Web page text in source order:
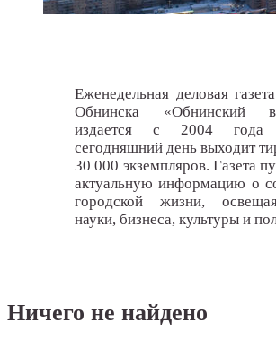
Еженедельная деловая
Обнинска «Обнинский
издается с 2004
сегодняшний день выходит
30 000 экземпляров. Газета
актуальную информацию о
городской жизни,
науки, бизнеса, культуры и
Ничего не найдено